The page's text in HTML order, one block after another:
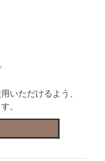
いただけるよう、
。